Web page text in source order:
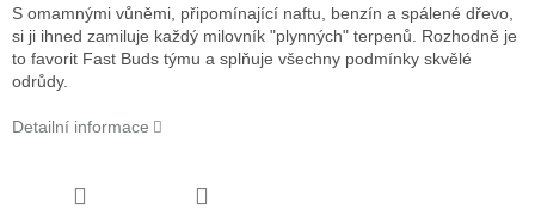
S omamnými vůněmi, připomínající naftu, benzín a spálené dřevo,
si ji ihned zamiluje každý milovník "plynných" terpenů. Rozhodně je
to favorit Fast Buds týmu a splňuje všechny podmínky skvělé
odrůdy.
Detailní informace